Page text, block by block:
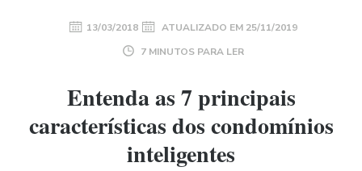
13/03/2018 ATUALIZADO EM 25/11/2019
7 MINUTOS PARA LER
Entenda as 7 principais
características dos condomínios
inteligentes